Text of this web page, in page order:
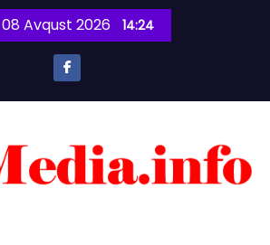
08 Avqust 2026 14:24